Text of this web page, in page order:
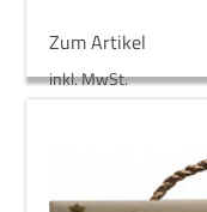
Zum Artikel
inkl. MwSt.